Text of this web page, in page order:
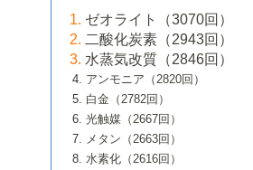
大学：オンライン・対面開催）
6号 メタン転換技術の最新動向
B号 第125回触媒討論会（2020年・工学
院大学）
5号 固体触媒による含窒素有機化合物変
換の最前線
6号 貴金属使用量低減に向けた自動車排
ガス浄化触媒の開発
B号 第123回触媒討論会（2019年・大阪
B号 第121回触媒討論会（2018年・東京
大学）
5号 水素のふるまいを解き明かす最先端
研究
6号 低級アルカンの有効利用のための触
媒技術
B号 第119回触媒討論会（2017年・首都
大学東京）
媒技術
3号 触媒研究の最先端～とびたて若き研究
者たち～（1）
4号 触媒研究の最先端～とびたて若き研究
者たち～（2）
5号 触媒研究の最先端～とびたて若き研究
者たち～（3）
2号 石油精製用触媒の最近の進展
3号 固体酸化物形燃料電池（SOFC）におけ
るアノード触媒上での燃料直接改質技術
4号 コアシェル構造の制御による触媒機能
5号 工業触媒およびその周辺技術の最近の
進歩
2号 光触媒反応機構に関する最新の研究動
向
開発動向
4号 人工光合成に向けた近年のアプローチ
5号 未利用熱エネルギーの有効活用に貢献
する触媒技術
1号 高耐久性燃料電池システム用触媒にお
ける新展開
2号 リビングラジカル重合の最近の動向
3号 天然ガスの化学工業的展開に関する触
媒技術
4号 貴金属触媒の精密構造制御とその活用
▼54巻（2012年）
1号 規則性多孔体の利用技術における最近
の進歩
2号 第109回触媒討論会
3号 貴金属低減技術の最新動向
4号 貴金属代替技術の最新動向
▼53巻（2011年）
1号 金属学から見る合金触媒の新展開
2号 第107回触媒討論会
3号 触媒のその場観察法の進歩（１）
4号 触媒のその場観察法の進歩（２）
▼52巻（2010年）
1号 触媒の劣化対策と長寿命触媒開発
2号 第105回触媒討論会
3号 ナノ構造が拓く新機能
1号 炭素材料－熱い注目を集める材料－
2号 第103回触媒討論会
▼50巻（2008年）
1号 触媒化学と学会のこの10年，半世紀，
▼49巻（2007年）
ゼオライト（3070回）
二酸化炭素（2943回）
水蒸気改質（2846回）
アンモニア（2820回）
白金（2782回）
光触媒（2667回）
メタン（2663回）
水素化（2616回）